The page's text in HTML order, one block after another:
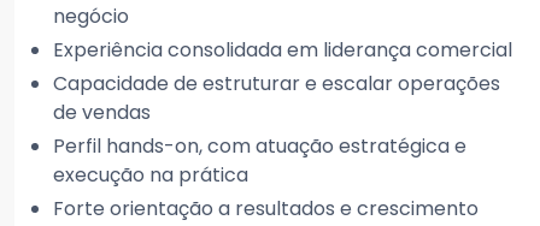
negócio
Experiência consolidada em liderança comercial
Capacidade de estruturar e escalar operações
de vendas
Perfil hands-on, com atuação estratégica e
execução na prática
Forte orientação a resultados e crescimento